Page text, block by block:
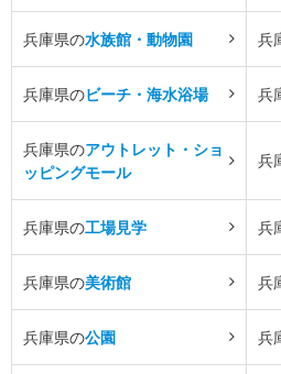
兵庫県の水族館・動物園 兵
兵庫県のビーチ・海水浴場 兵
兵庫県のアウトレット・ショ
ッピングモール
兵
兵庫県の工場見学 兵
兵庫県の美術館 兵
兵庫県の公園 兵